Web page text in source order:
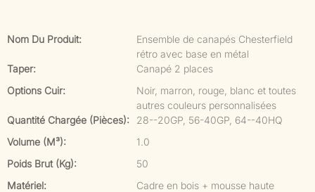
Nom Du Produit:
Ensemble de canapés Chesterfield
rétro avec base en métal
Taper:
Canapé 2 places
Options Cuir:
Noir, marron, rouge, blanc et toutes
autres couleurs personnalisées
Quantité Chargée (pièces):
28--20GP, 56-40GP, 64--40HQ
Volume (m³):
1.0
Poids Brut (kg):
50
Matériel:
Cadre en bois + mousse haute